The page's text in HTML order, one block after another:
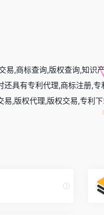
,商标查询,版权查询,知识
具有专利代理,商标注册,
,版权代理,版权交易,专利